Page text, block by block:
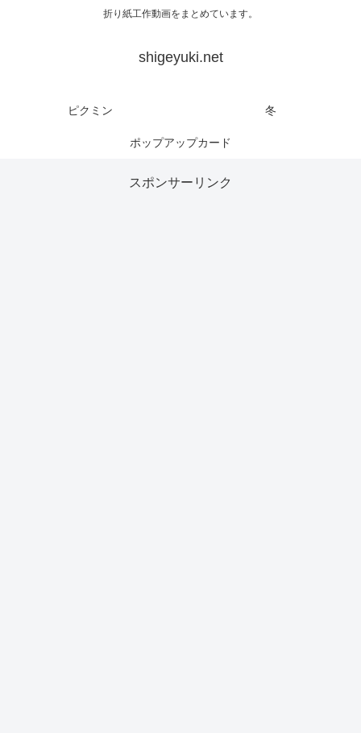
折り紙工作動画をまとめています。
shigeyuki.net
ピクミン 冬
ポップアップカード
スポンサーリンク